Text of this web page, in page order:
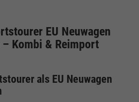
EU Neuwagen
Kombi & Reimport
als EU Neuwagen